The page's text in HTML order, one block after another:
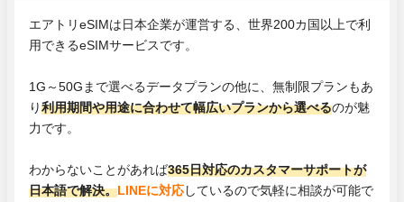
エアトリeSIMは日本企業が運営する、世界200カ国以上で利
用できるeSIMサービスです。
1G～50Gまで選べるデータプランの他に、無制限プランもあ
り利用期間や用途に合わせて幅広いプランから選べるのが魅
力です。
わからないことがあれば365日対応のカスタマーサポートが
日本語で解決。LINEに対応しているので気軽に相談が可能で